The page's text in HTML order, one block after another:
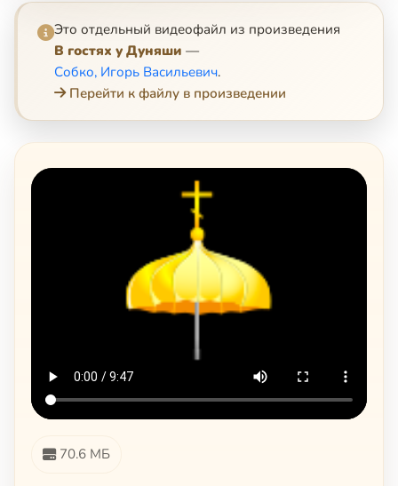
Это отдельный видеофайл из произведения
В гостях у Дуняши —
Собко, Игорь Васильевич.
Перейти к файлу в произведении
70.6 МБ